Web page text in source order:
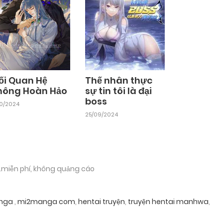
Quan Hệ
Hoàn Hảo
2024
Thế nhân thực
sự tin tôi là đại
boss
25/09/2024
phí, không quảng cáo
, mi2manga com, hentai truyện, truyện hentai manhwa,